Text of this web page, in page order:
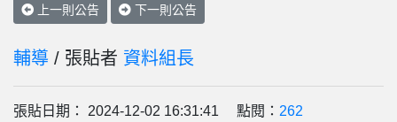
上一則公告 下一則公告
輔導 / 張貼者 資料組長
張貼日期： 2024-12-02 16:31:41 點閱： 262